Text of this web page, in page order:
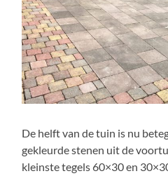
De helft van de tuin is nu
gekleurde stenen uit de
kleinste tegels 60×30 en